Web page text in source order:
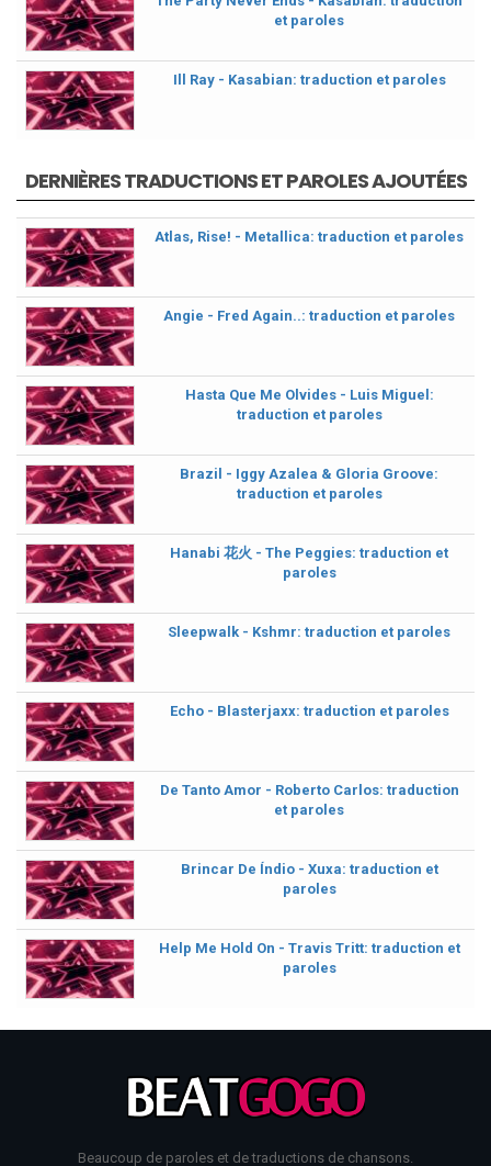
et paroles
Ill Ray - Kasabian: traduction et paroles
DERNIÈRES TRADUCTIONS ET PAROLES AJOUTÉES
Atlas, Rise! - Metallica: traduction et paroles
Angie - Fred Again..: traduction et paroles
Hasta Que Me Olvides - Luis Miguel:
traduction et paroles
Brazil - Iggy Azalea & Gloria Groove:
traduction et paroles
Hanabi 花火 - The Peggies: traduction et
paroles
Sleepwalk - Kshmr: traduction et paroles
Echo - Blasterjaxx: traduction et paroles
De Tanto Amor - Roberto Carlos: traduction
et paroles
Brincar De Índio - Xuxa: traduction et
paroles
Help Me Hold On - Travis Tritt: traduction et
paroles
Beaucoup de paroles et de traductions de chansons.